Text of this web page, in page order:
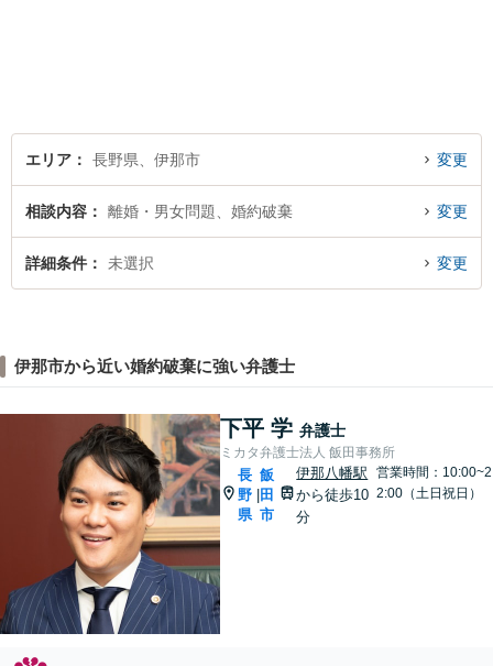
エリア 長野県、伊那市 変更
相談内容 離婚・男女問題、婚約破棄 変更
詳細条件 未選択 変更
伊那市から近い婚約破棄に強い弁護士
下平 学 弁護士
ミカタ弁護士法人 飯田事務所
長
野
県
飯
田
市
伊那八幡駅
から徒歩10
分
営業時間：10:00~2
2:00（土日祝日）